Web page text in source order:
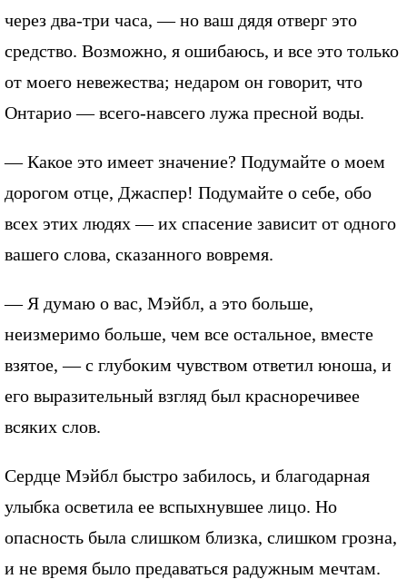
через два-три часа, — но ваш дядя отверг это
средство. Возможно, я ошибаюсь, и все это только
от моего невежества; недаром он говорит, что
Онтарио — всего-навсего лужа пресной воды.
— Какое это имеет значение? Подумайте о моем
дорогом отце, Джаспер! Подумайте о себе, обо
всех этих людях — их спасение зависит от одного
вашего слова, сказанного вовремя.
— Я думаю о вас, Мэйбл, а это больше,
неизмеримо больше, чем все остальное, вместе
взятое, — с глубоким чувством ответил юноша, и
его выразительный взгляд был красноречивее
всяких слов.
Сердце Мэйбл быстро забилось, и благодарная
улыбка осветила ее вспыхнувшее лицо. Но
опасность была слишком близка, слишком грозна,
и не время было предаваться радужным мечтам.